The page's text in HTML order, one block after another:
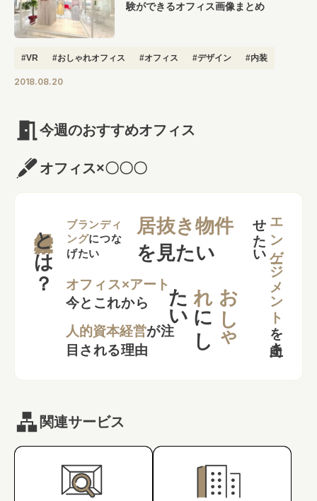
験ができるオフィス画像まとめ
#VR #おしゃれオフィス #オフィス #デザイン #内装
2018.08.20
今週のおすすめオフィス
オフィス×〇〇〇
とは？
ブランディ
ングにつな
げたい
居抜き物件
を見たい
オフィス×アート
今とこれから
人的資本経営が注
目される理由
お
し
ゃ
れ
に
し
た
い エンゲージメント
を
向上さ
せ
た
い
関連サービス